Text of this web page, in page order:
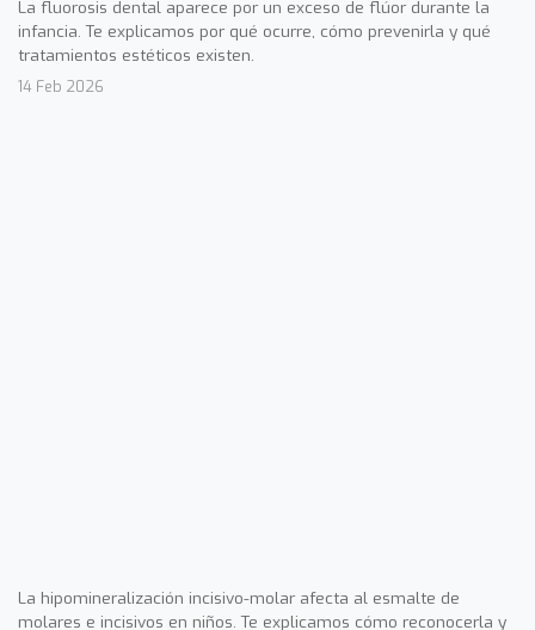
La fluorosis dental aparece por un exceso de flúor durante la
infancia. Te explicamos por qué ocurre, cómo prevenirla y qué
tratamientos estéticos existen.
14 Feb 2026
La hipomineralización incisivo-molar afecta al esmalte de
molares e incisivos en niños. Te explicamos cómo reconocerla y